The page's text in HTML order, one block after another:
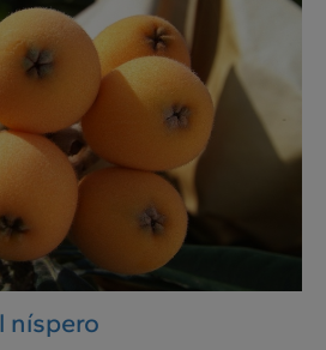
níspero